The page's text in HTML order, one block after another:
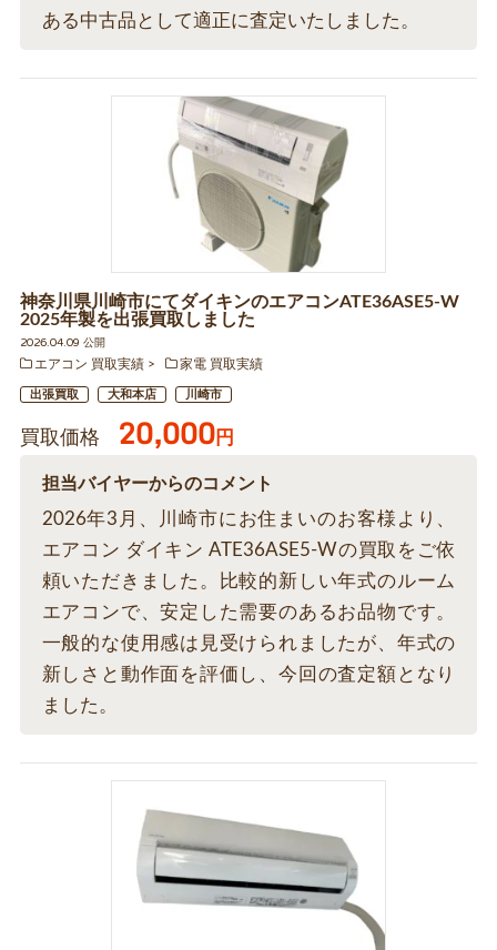
ある中古品として適正に査定いたしました。
神奈川県川崎市にてダイキンのエアコンATE36ASE5-W
2025年製を出張買取しました
2026.04.09 公開
エアコン 買取実績
家電 買取実績
出張買取 大和本店 川崎市
買取価格 20,000円
担当バイヤーからのコメント
2026年3月、川崎市にお住まいのお客様より、
エアコン ダイキン ATE36ASE5-Wの買取をご依
頼いただきました。比較的新しい年式のルーム
エアコンで、安定した需要のあるお品物です。
一般的な使用感は見受けられましたが、年式の
新しさと動作面を評価し、今回の査定額となり
ました。